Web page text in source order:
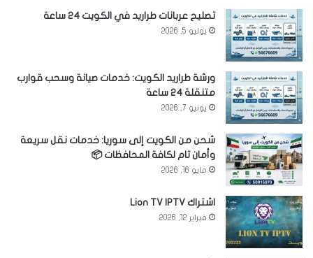
تصليح عربانات طراريد في الكويت 24 ساعة
يوليو 5, 2026
ورشة طراريد الكويت: خدمات صيانة وسحب قوارب
متنقلة 24 ساعة
يونيو 7, 2026
شحن من الكويت إلى سوريا: خدمات نقل سريعة
وأمان تام لكافة المحافظات 📦
مايو 16, 2026
اشتراك Lion TV IPTV
فبراير 12, 2026